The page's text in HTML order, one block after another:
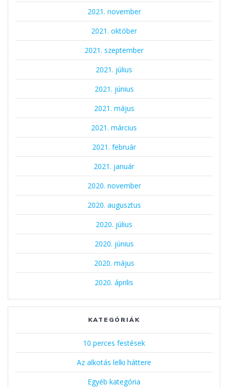
2021. november
2021. október
2021. szeptember
2021. július
2021. június
2021. május
2021. március
2021. február
2021. január
2020. november
2020. augusztus
2020. július
2020. június
2020. május
2020. április
KATEGÓRIÁK
10 perces festések
Az alkotás lelki háttere
Egyéb kategória